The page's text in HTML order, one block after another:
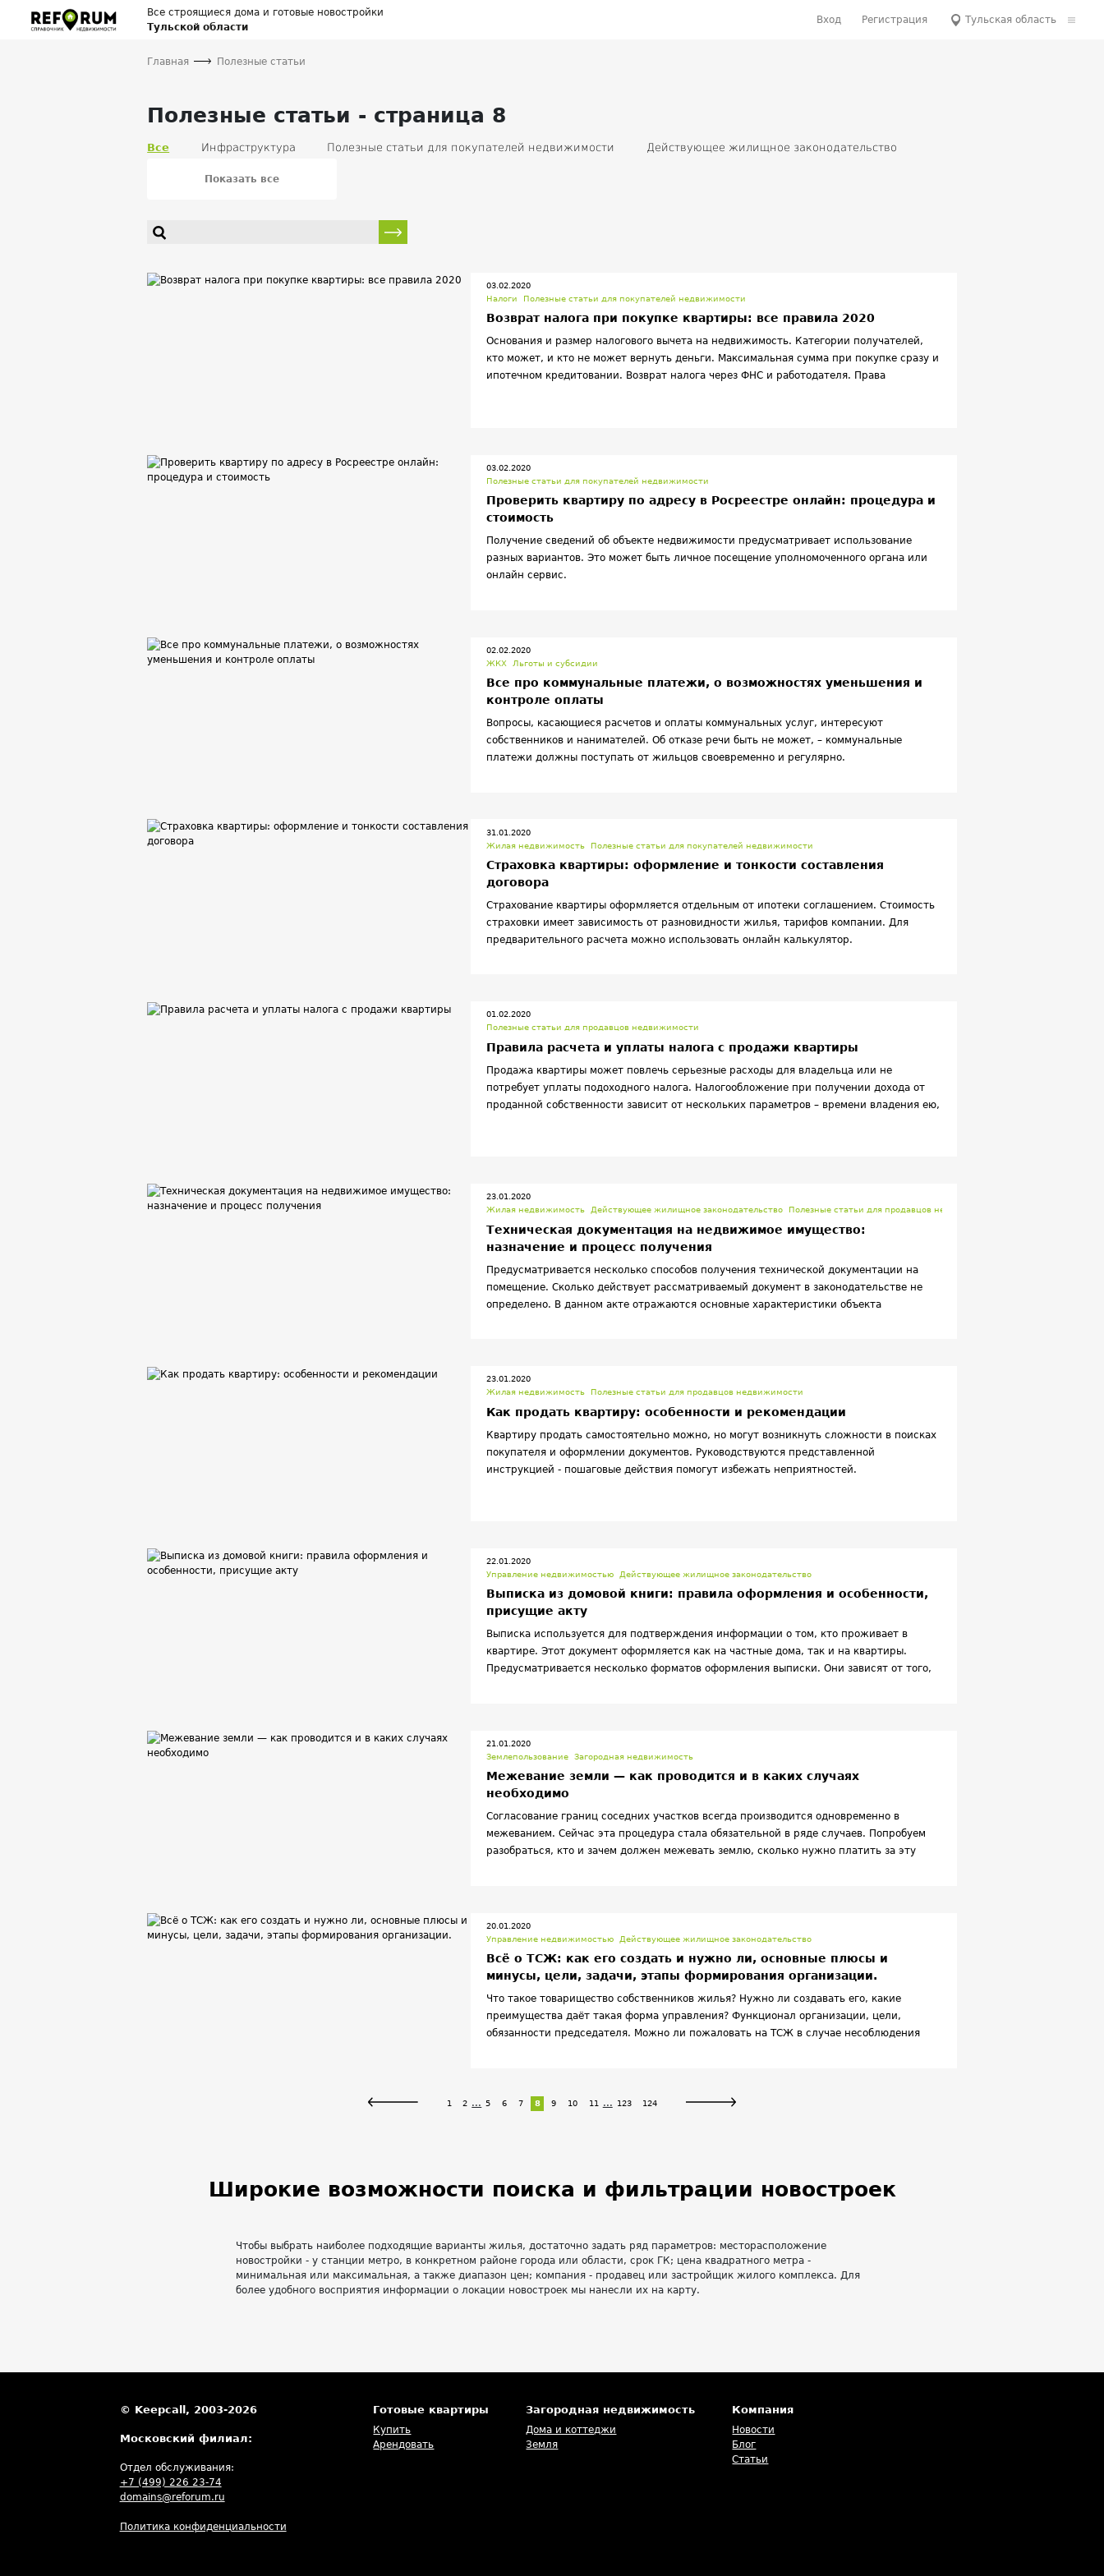
Все строящиеся дома и готовые новостройки
Тульской области
Вход Регистрация Тульская область
Главная Полезные статьи
Полезные статьи - страница 8
Все Инфраструктура Полезные статьи для покупателей недвижимости
Действующее жилищное законодательство
Землепользование
Происшествия и нарушения
Показать все
03.02.2020
Налоги
Полезные статьи для покупателей недвижимости
Возврат налога при покупке квартиры: все правила 2020
Основания и размер налогового вычета на недвижимость. Категории получателей,
кто может, и кто не может вернуть деньги. Максимальная сумма при покупке сразу и
ипотечном кредитовании. Возврат налога через ФНС и работодателя. Права
03.02.2020
Полезные статьи для покупателей недвижимости
Проверить квартиру по адресу в Росреестре онлайн: процедура и
стоимость
Получение сведений об объекте недвижимости предусматривает использование
разных вариантов. Это может быть личное посещение уполномоченного органа или
онлайн сервис.
02.02.2020
ЖКХ
Льготы и субсидии
Все про коммунальные платежи, о возможностях уменьшения и
контроле оплаты
Вопросы, касающиеся расчетов и оплаты коммунальных услуг, интересуют
собственников и нанимателей. Об отказе речи быть не может, – коммунальные
платежи должны поступать от жильцов своевременно и регулярно.
31.01.2020
Жилая недвижимость
Полезные статьи для покупателей недвижимости
Страховка квартиры: оформление и тонкости составления
договора
Страхование квартиры оформляется отдельным от ипотеки соглашением. Стоимость
страховки имеет зависимость от разновидности жилья, тарифов компании. Для
предварительного расчета можно использовать онлайн калькулятор.
01.02.2020
Полезные статьи для продавцов недвижимости
Правила расчета и уплаты налога с продажи квартиры
Продажа квартиры может повлечь серьезные расходы для владельца или не
потребует уплаты подоходного налога. Налогообложение при получении дохода от
проданной собственности зависит от нескольких параметров – времени владения ею,
лет, чем платить в казну 13-процентный налог с дохода.
23.01.2020
Жилая недвижимость
Действующее жилищное законодательство Полезные статьи для продавцов недвижимости
Техническая документация на недвижимое имущество:
назначение и процесс получения
Предусматривается несколько способов получения технической документации на
помещение. Сколько действует рассматриваемый документ в законодательстве не
определено. В данном акте отражаются основные характеристики объекта
23.01.2020
Жилая недвижимость
Полезные статьи для продавцов недвижимости
Как продать квартиру: особенности и рекомендации
Квартиру продать самостоятельно можно, но могут возникнуть сложности в поисках
покупателя и оформлении документов. Руководствуются представленной
инструкцией - пошаговые действия помогут избежать неприятностей.
22.01.2020
Управление недвижимостью
Действующее жилищное законодательство
Выписка из домовой книги: правила оформления и особенности,
присущие акту
Выписка используется для подтверждения информации о том, кто проживает в
квартире. Этот документ оформляется как на частные дома, так и на квартиры.
Предусматривается несколько форматов оформления выписки. Они зависят от того,
21.01.2020
Землепользование
Загородная недвижимость
Межевание земли — как проводится и в каких случаях
необходимо
Согласование границ соседних участков всегда производится одновременно в
межеванием. Сейчас эта процедура стала обязательной в ряде случаев. Попробуем
разобраться, кто и зачем должен межевать землю, сколько нужно платить за эту
20.01.2020
Управление недвижимостью
Действующее жилищное законодательство
Всё о ТСЖ: как его создать и нужно ли, основные плюсы и
минусы, цели, задачи, этапы формирования организации.
Что такое товарищество собственников жилья? Нужно ли создавать его, какие
преимущества даёт такая форма управления? Функционал организации, цели,
обязанности председателя. Можно ли пожаловать на ТСЖ в случае несоблюдения
1 2 ... 5 6 7 8 9 10 11 ... 123 124
Широкие возможности поиска и фильтрации новостроек
Чтобы выбрать наиболее подходящие варианты жилья, достаточно задать ряд параметров: месторасположение
новостройки - у станции метро, в конкретном районе города или области, срок ГК; цена квадратного метра -
минимальная или максимальная, а также диапазон цен; компания - продавец или застройщик жилого комплекса. Для
более удобного восприятия информации о локации новостроек мы нанесли их на карту.
© Keepcall, 2003-2026
Московский филиал:
Отдел обслуживания:
+7 (499) 226 23-74
domains@reforum.ru
Политика конфиденциальности
Готовые квартиры
Купить
Арендовать
Загородная недвижимость
Дома и коттеджи
Земля
Компания
Новости
Блог
Статьи